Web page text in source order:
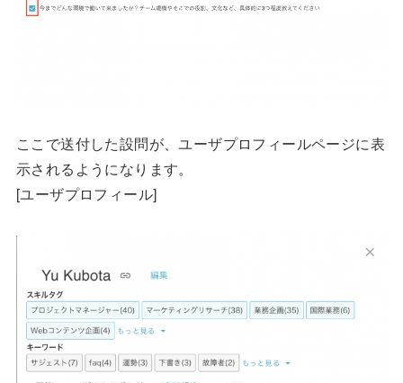
ここで送付した設問が、ユーザプロフィールページに表
示されるようになります。
[ユーザプロフィール]